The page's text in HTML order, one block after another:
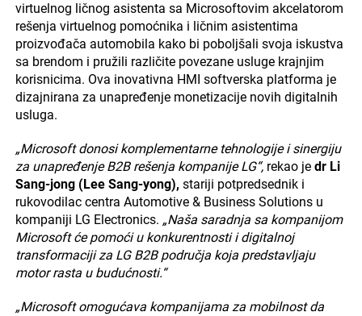
virtuelnog ličnog asistenta sa Microsoftovim akcelatorom
rešenja virtuelnog pomoćnika i ličnim asistentima
proizvođača automobila kako bi poboljšali svoja iskustva
sa brendom i pružili različite povezane usluge krajnjim
korisnicima. Ova inovativna HMI softverska platforma je
dizajnirana za unapređenje monetizacije novih digitalnih
usluga.
„Microsoft donosi komplementarne tehnologije i sinergiju
za unapređenje B2B rešenja kompanije LG“,rekao je dr Li
Sang-jong (Lee Sang-yong), stariji potpredsednik i
rukovodilac centra Automotive & Business Solutions u
kompaniji LG Electronics. „Naša saradnja sa kompanijom
Microsoft će pomoći u konkurentnosti i digitalnoj
transformaciji za LG B2B područja koja predstavljaju
motor rasta u budućnosti.“
„Microsoft omogućava kompanijama za mobilnost da